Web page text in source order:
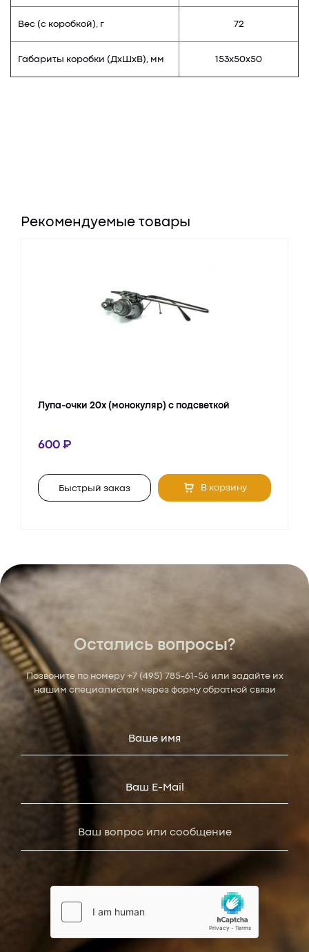
Вес (с коробкой), г 72
Габариты коробки (ДхШхВ), мм 153х50х50
Рекомендуемые товары
Лупа-очки 20х (монокуляр) с подсветкой
600
Быстрый заказ В корзину
Остались вопросы?
Позвоните по номеру +7 (495) 785-61-56 или задайте их
нашим специалистам через форму обратной связи